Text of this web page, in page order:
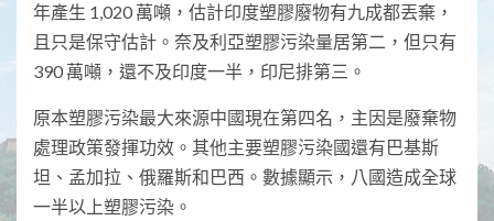
年產生 1,020 萬噸，估計印度塑膠廢物有九成都丟棄，
且只是保守估計。奈及利亞塑膠污染量居第二，但只有
390 萬噸，還不及印度一半，印尼排第三。
原本塑膠污染最大來源中國現在第四名，主因是廢棄物
處理政策發揮功效。其他主要塑膠污染國還有巴基斯
坦、孟加拉、俄羅斯和巴西。數據顯示，八國造成全球
一半以上塑膠污染。